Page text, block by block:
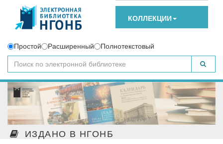
КОЛЛЕКЦИИ
Простой Расширенный Полнотекстовый
ИЗДАНО В НГОНБ